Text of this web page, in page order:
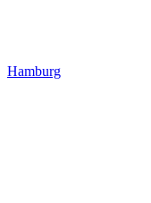
Hamburg